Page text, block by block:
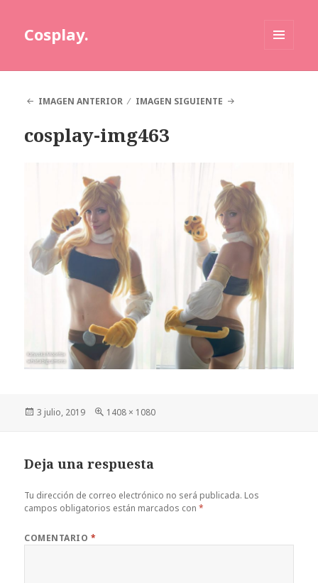
Cosplay.
IMAGEN ANTERIOR
IMAGEN SIGUIENTE
cosplay-img463
Publicado
3 julio, 2019
Tamaño
1408 × 1080
Deja una respuesta
Tu dirección de correo electrónico no será publicada. Los
campos obligatorios están marcados con*
COMENTARIO *